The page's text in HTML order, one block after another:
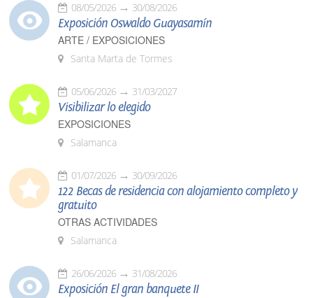
08/05/2026 30/08/2026
Exposición Oswaldo Guayasamín
ARTE / EXPOSICIONES
Santa Marta de Tormes
05/06/2026 31/03/2027
Visibilizar lo elegido
EXPOSICIONES
Salamanca
01/07/2026 30/09/2026
122 Becas de residencia con alojamiento completo y
gratuito
OTRAS ACTIVIDADES
Salamanca
26/06/2026 31/08/2026
Exposición El gran banquete II